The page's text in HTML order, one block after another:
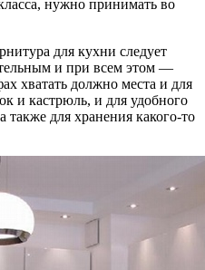
нужно принимать во
для кухни следует
и при всем этом —
хватать должно места и для
и кастрюль, и для удобного
для хранения какого-то